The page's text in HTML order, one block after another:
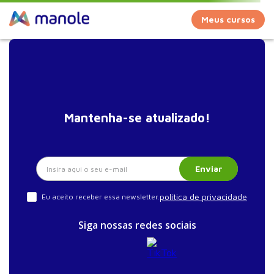
Meus cursos
Mantenha-se atualizado!
Enviar
Eu aceito receber essa newsletter.política de privacidade
Siga nossas redes sociais